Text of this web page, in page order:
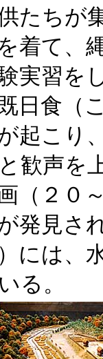
たちが
着て、
実習を
日食（
起こり
歓声を
（２０
発見さ
には、
る。